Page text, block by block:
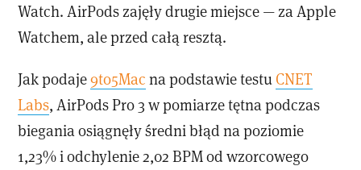
Watch. AirPods zajęły drugie miejsce — za Apple
Watchem, ale przed całą resztą.
Jak podaje9to5Mac na podstawie testu CNET
Labs, AirPods Pro 3 w pomiarze tętna podczas
biegania osiągnęły średni błąd na poziomie
1,23% i odchylenie 2,02 BPM od wzorcowego